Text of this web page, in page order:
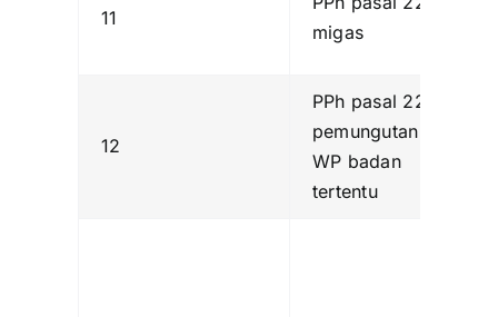
11
migas
12
PPh pasal 22
pemungutan oleh
WP badan
tertentu